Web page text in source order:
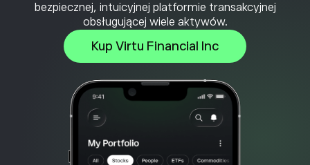
bezpiecznej, intuicyjnej platformie transakcyjnej
obsługującej wiele aktywów.
Kup Virtu Financial Inc